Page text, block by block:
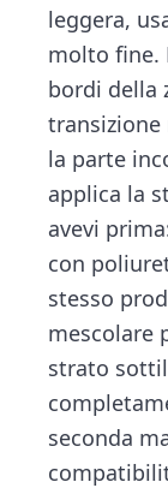
leggera,
molto fine.
bordi della
la parte
applica la
avevi
con
stesso
mescolare
strato
seconda